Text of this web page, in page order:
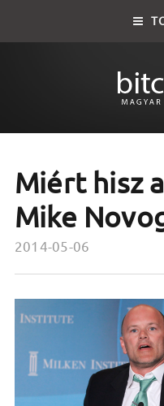
Miért hisz
Mike
2014-05-06